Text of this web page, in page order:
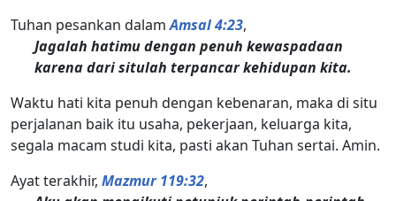
Tuhan pesankan dalamAmsal 4:23,
Jagalah hatimu dengan penuh kewaspadaan
karena dari situlah terpancar kehidupan kita.
Waktu hati kita penuh dengan kebenaran, maka di situ
perjalanan baik itu usaha, pekerjaan, keluarga kita,
segala macam studi kita, pasti akan Tuhan sertai. Amin.
Ayat terakhir, Mazmur 119:32,